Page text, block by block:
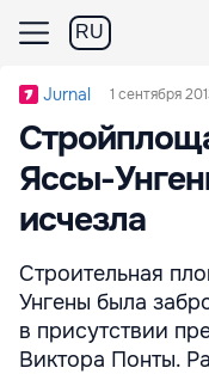
RU
Jurnal 1 сентября
Яссы-
исчезла
Строительная
Унгены была
в присутствии
Виктора Понты.